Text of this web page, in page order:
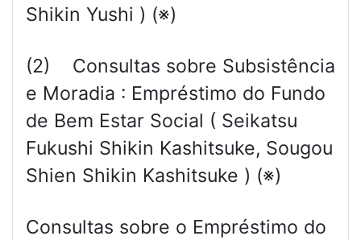
Shikin Yushi ) (※)
(2) Consultas sobre Subsistência
e Moradia : Empréstimo do Fundo
de Bem Estar Social ( Seikatsu
Fukushi Shikin Kashitsuke, Sougou
Shien Shikin Kashitsuke ) (※)
Consultas sobre o Empréstimo do